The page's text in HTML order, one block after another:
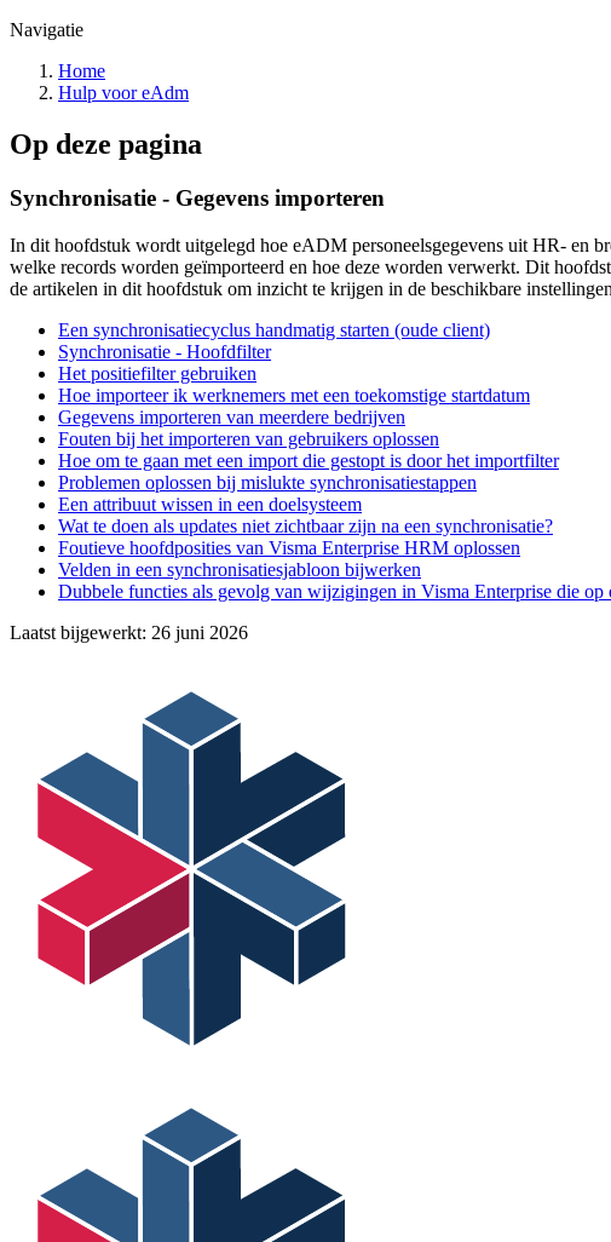
Navigatie
Home
Hulp voor eAdm
Op deze pagina
Synchronisatie - Gegevens importeren
In dit hoofdstuk wordt uitgelegd hoe eADM personeelsgegevens uit HR- en
welke records worden geïmporteerd en hoe deze worden verwerkt. Dit
de artikelen in dit hoofdstuk om inzicht te krijgen in de beschikbare
Een synchronisatiecyclus handmatig starten (oude client)
Synchronisatie - Hoofdfilter
Het positiefilter gebruiken
Hoe importeer ik werknemers met een toekomstige startdatum
Gegevens importeren van meerdere bedrijven
Fouten bij het importeren van gebruikers oplossen
Hoe om te gaan met een import die gestopt is door het importfilter
Problemen oplossen bij mislukte synchronisatiestappen
Een attribuut wissen in een doelsysteem
Wat te doen als updates niet zichtbaar zijn na een synchronisatie?
Foutieve hoofdposities van Visma Enterprise HRM oplossen
Velden in een synchronisatiesjabloon bijwerken
Dubbele functies als gevolg van wijzigingen in Visma Enterprise die op
Laatst bijgewerkt: 26 juni 2026